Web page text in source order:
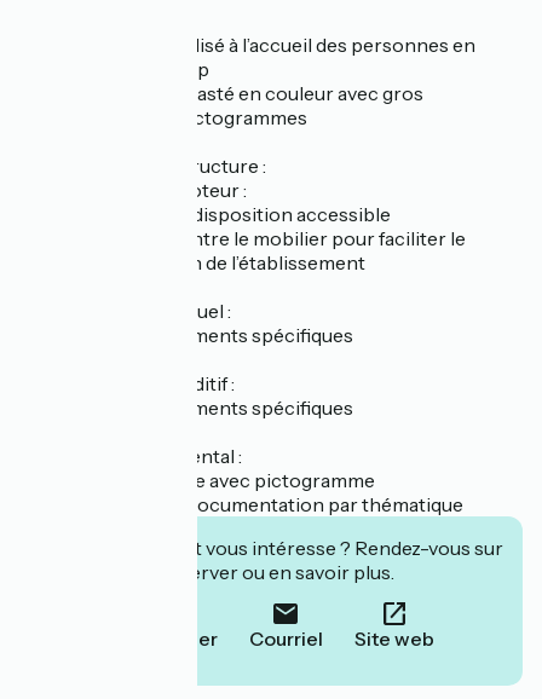
- Personnel sensibilisé à l’accueil des personnes en
situation de handicap
- Signalétique contrasté en couleur avec gros
caractères et des pictogrammes
Équipement de la structure :
Pour le handicap moteur :
- Documentation à disposition accessible
- Espace suffisant entre le mobilier pour faciliter le
déplacement au sein de l’établissement
Pour le handicap visuel :
- Absence d’équipements spécifiques
Pour le handicap auditif :
- Absence d’équipements spécifiques
Pour le handicap mental :
- Signalétique simple avec pictogramme
- Classement de la documentation par thématique
Cet établissement vous intéresse ? Rendez-vous sur
leur site pour réserver ou en savoir plus.
Téléphoner Courriel Site web